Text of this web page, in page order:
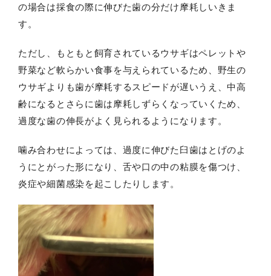
の場合は採食の際に伸びた歯の分だけ摩耗しいきま
す。
ただし、もともと飼育されているウサギはペレットや
野菜など軟らかい食事を与えられているため、野生の
ウサギよりも歯が摩耗するスピードが遅いうえ、中高
齢になるとさらに歯は摩耗しずらくなっていくため、
過度な歯の伸長がよく見られるようになります。
噛み合わせによっては、過度に伸びた臼歯はとげのよ
うにとがった形になり、舌や口の中の粘膜を傷つけ、
炎症や細菌感染を起こしたりします。